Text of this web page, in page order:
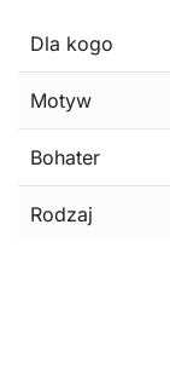
Dla kogo
Motyw
Bohater
Rodzaj